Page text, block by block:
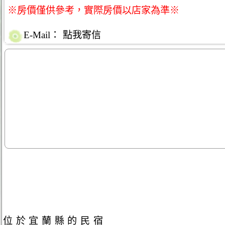
※房價僅供參考，實際房價以店家為準※
E-Mail： 點我寄信
位於宜蘭縣的民宿